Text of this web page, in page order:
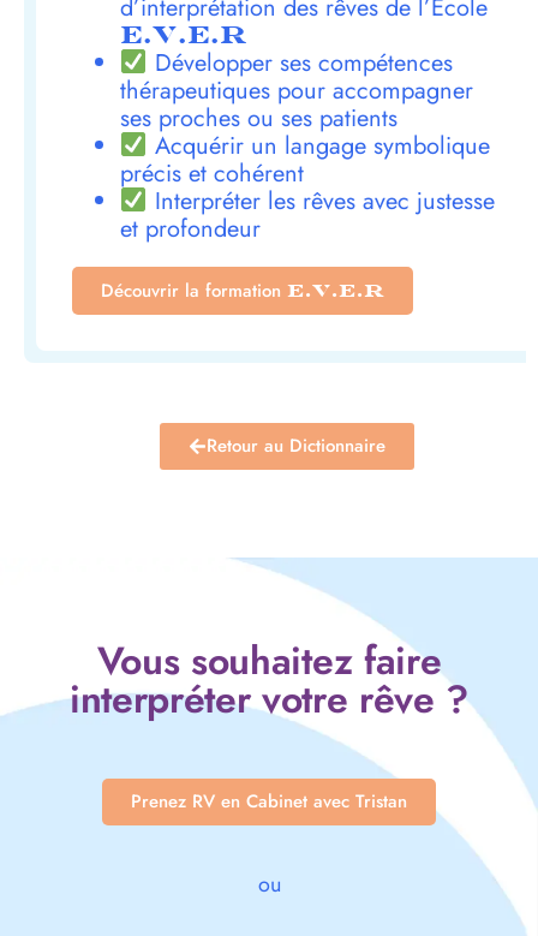
d’interprétation des rêves de l’École
E.V.E.R
Développer ses compétences
thérapeutiques pour accompagner
ses proches ou ses patients
Acquérir un langage symbolique
précis et cohérent
Interpréter les rêves avec justesse
et profondeur
Découvrir la formation E.V.E.R
Retour au Dictionnaire
Vous souhaitez faire
interpréter votre rêve ?
Prenez RV en Cabinet avec Tristan
ou